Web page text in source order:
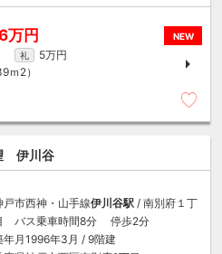
NEW
万円
礼
5万円
ｍ 2）
伊川谷
戸市西神・山手線伊川谷駅 / 南別府１丁
バス乗車時間8分 停歩2分
年月1996年3月 / 9階建